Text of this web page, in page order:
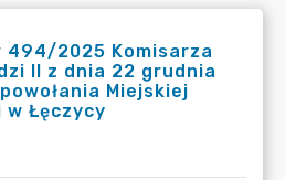
494/2025 Komisarza
II z dnia 22 grudnia
Miejskiej
w Łęczycy